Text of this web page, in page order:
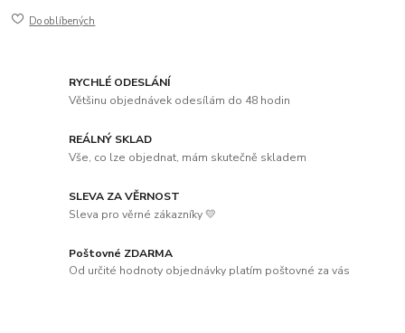
Do oblíbených
RYCHLÉ ODESLÁNÍ
Většinu objednávek odesílám do 48 hodin
REÁLNÝ SKLAD
Vše, co lze objednat, mám skutečně skladem
SLEVA ZA VĚRNOST
Sleva pro věrné zákazníky 💛
Poštovné ZDARMA
Od určité hodnoty objednávky platím poštovné za vás